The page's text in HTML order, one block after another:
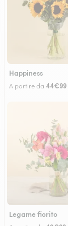
Happiness
A partire da 44€99
Legame fiorito